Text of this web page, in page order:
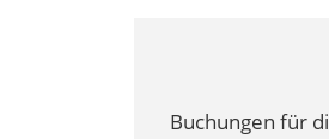
Buchungen für